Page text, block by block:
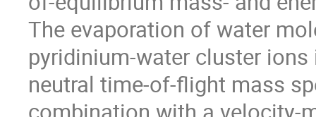
The evaporation of water
pyridinium-water cluster
neutral time-of-flight mass